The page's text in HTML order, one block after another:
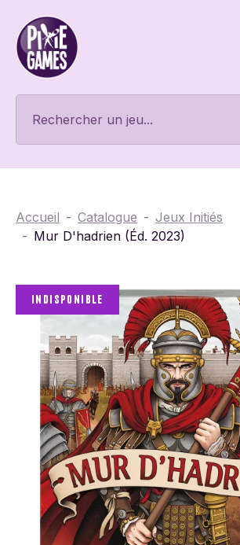
Accueil Catalogue
Jeux Initiés
Mur D'hadrien (Éd. 2023)
Indisponible